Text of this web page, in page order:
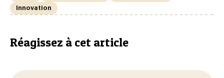
Innovation
Réagissez à cet article